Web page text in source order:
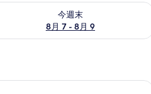
今週末
8月 7 - 8月 9
末 8月 7 - 8月 9 の空室状況をチ
ルステイ知花